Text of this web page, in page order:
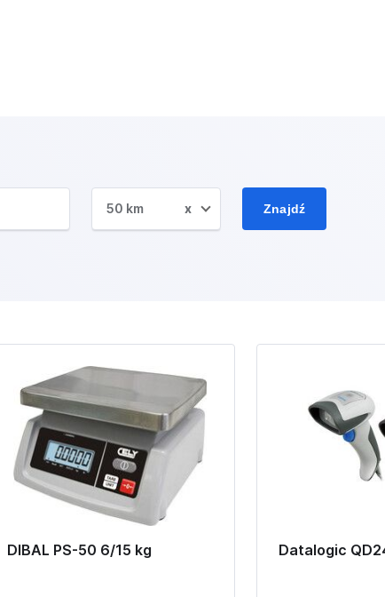
50 km x Znajdź
DIBAL PS-50 6/15 kg Datalogic